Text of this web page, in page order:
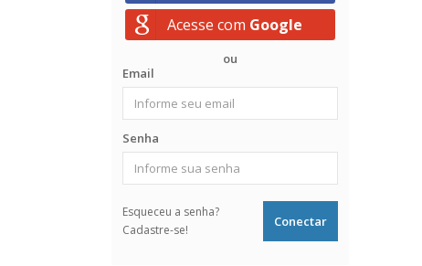
Acesse com Google
ou
Email
Senha
Esqueceu a senha?
Cadastre-se!